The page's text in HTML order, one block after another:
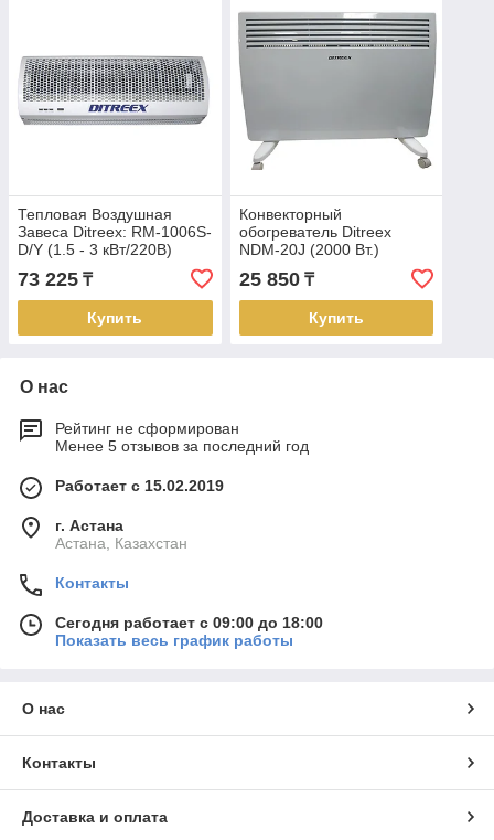
Тепловая Воздушная
Завеса Ditreex: RM-1006S-
D/Y (1.5 - 3 кВт/220В)
73 225 ₸
Купить
Конвекторный
обогреватель Ditreex
NDM-20J (2000 Вт.)
25 850₸
Купить
О нас
Рейтинг не сформирован
Менее 5 отзывов за последний год
Работает с 15.02.2019
г. Астана
Астана, Казахстан
Контакты
Сегодня работает с 09:00 до 18:00
Показать весь график работы
О нас
Контакты
Доставка и оплата